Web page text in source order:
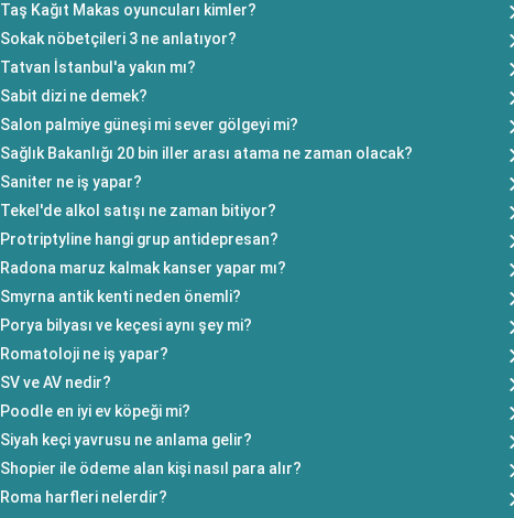
Taş Kağıt Makas oyuncuları kimler?
Sokak nöbetçileri 3 ne anlatıyor?
Tatvan İstanbul'a yakın mı?
Sabit dizi ne demek?
Salon palmiye güneşi mi sever gölgeyi mi?
Sağlık Bakanlığı 20 bin iller arası atama ne zaman olacak?
Saniter ne iş yapar?
Tekel'de alkol satışı ne zaman bitiyor?
Protriptyline hangi grup antidepresan?
Radona maruz kalmak kanser yapar mı?
Smyrna antik kenti neden önemli?
Porya bilyası ve keçesi aynı şey mi?
Romatoloji ne iş yapar?
SV ve AV nedir?
Poodle en iyi ev köpeği mi?
Siyah keçi yavrusu ne anlama gelir?
Shopier ile ödeme alan kişi nasıl para alır?
Roma harfleri nelerdir?